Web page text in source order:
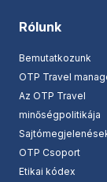
Rólunk
Bemutatkozunk
OTP Travel
Az OTP Travel
minőségpolitikája
OTP Csoport
Etikai kódex